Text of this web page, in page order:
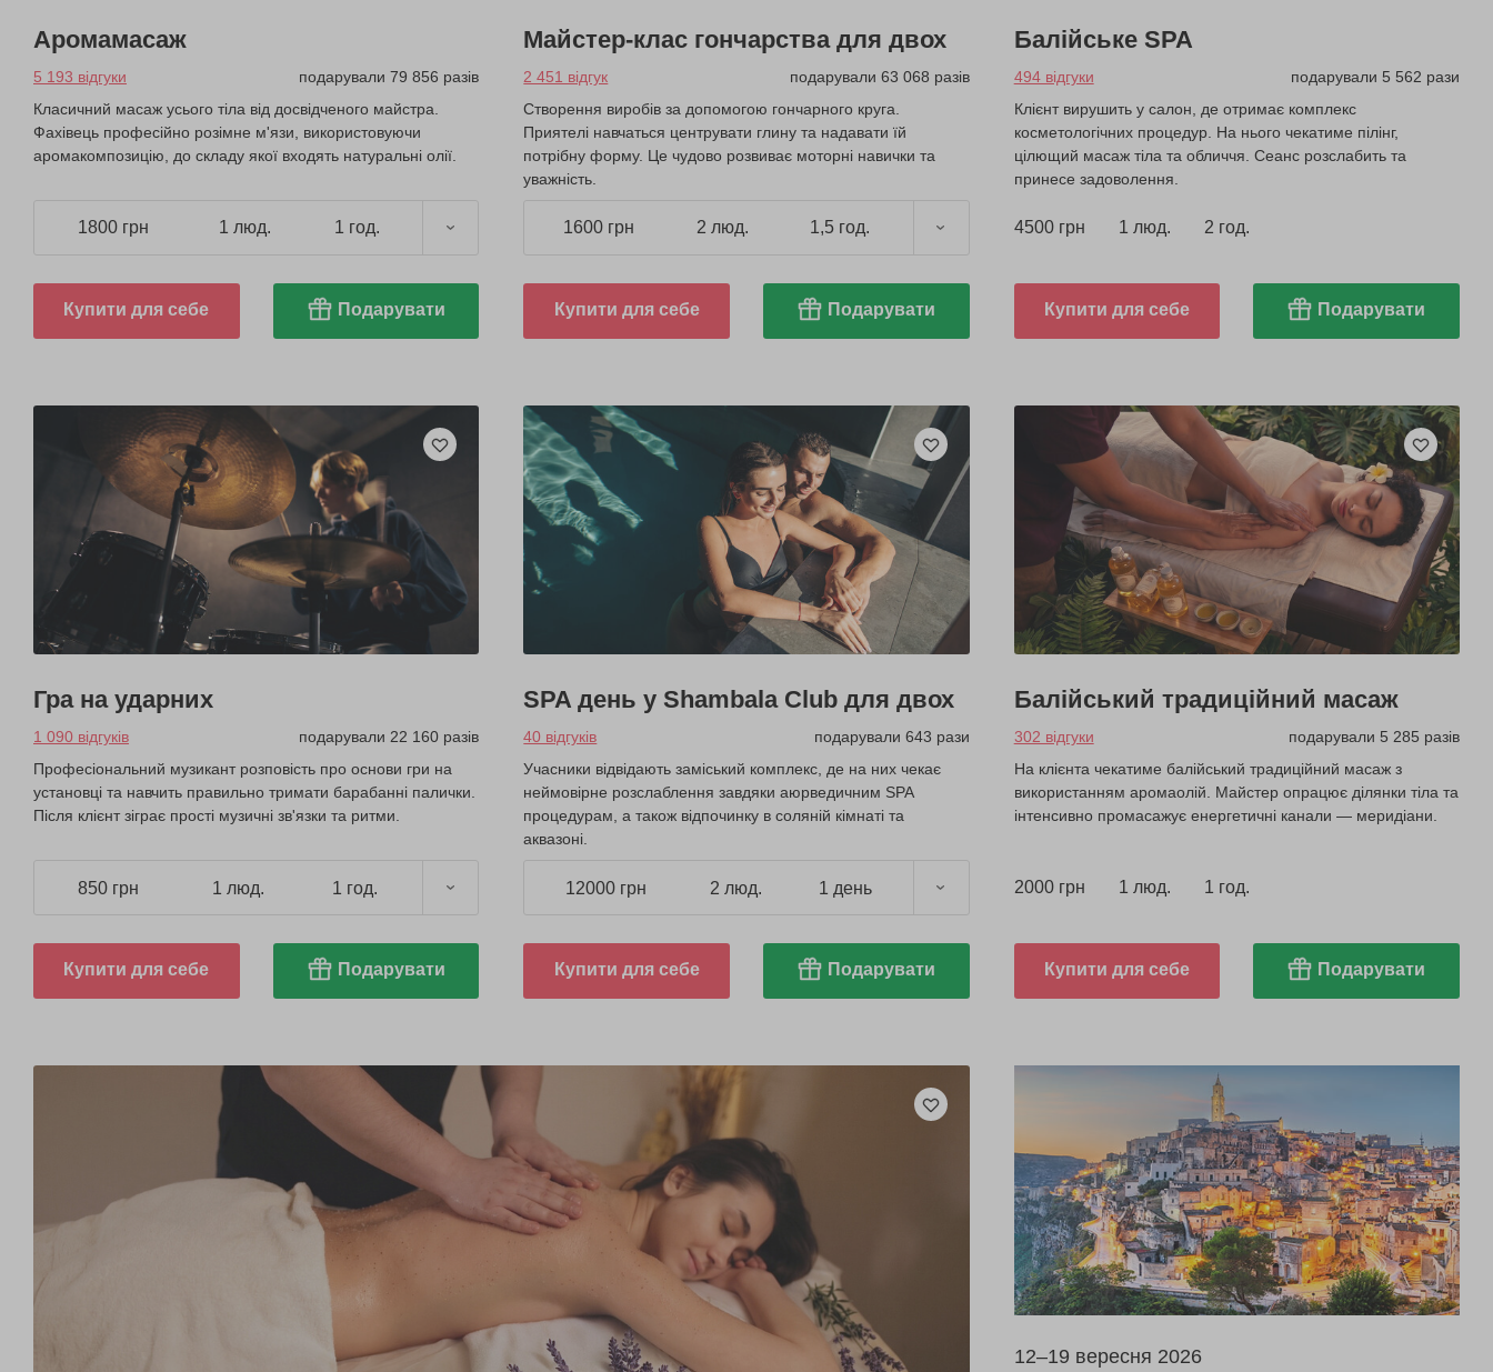
Аромамасаж
5 193 відгуки
подарували 79 856 разів
Класичний масаж усього тіла від досвідченого майстра.
Фахівець професійно розімне м'язи, використовуючи
аромакомпозицію, до складу якої входять натуральні олії.
1800 грн 1 люд. 1 год.
Купити для себе Подарувати
Майстер-клас гончарства для двох
2 451 відгук
подарували 63 068 разів
Створення виробів за допомогою гончарного круга.
Приятелі навчаться центрувати глину та надавати їй
потрібну форму. Це чудово розвиває моторні навички та
уважність.
1600 грн 2 люд. 1,5 год.
Купити для себе Подарувати
Балійське SPA
494 відгуки
подарували 5 562 рази
Клієнт вирушить у салон, де отримає комплекс
косметологічних процедур. На нього чекатиме пілінг,
цілющий масаж тіла та обличчя. Сеанс розслабить та
принесе задоволення.
4500 грн 1 люд. 2 год.
Купити для себе Подарувати
Гра на ударних
1 090 відгуків
подарували 22 160 разів
Професіональний музикант розповість про основи гри на
установці та навчить правильно тримати барабанні палички.
Після клієнт зіграє прості музичні зв'язки та ритми.
850 грн 1 люд. 1 год.
Купити для себе Подарувати
SPA день у Shambala Club для двох
40 відгуків
подарували 643 рази
Учасники відвідають заміський комплекс, де на них чекає
неймовірне розслаблення завдяки аюрведичним SPA
процедурам, а також відпочинку в соляній кімнаті та
аквазоні.
12000 грн 2 люд. 1 день
Купити для себе Подарувати
Балійський традиційний масаж
302 відгуки
подарували 5 285 разів
На клієнта чекатиме балійський традиційний масаж з
використанням аромаолій. Майстер опрацює ділянки тіла та
інтенсивно промасажує енергетичні канали — меридіани.
2000 грн 1 люд. 1 год.
Купити для себе Подарувати
12–19 вересня 2026